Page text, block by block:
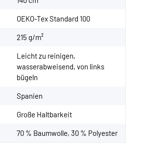
OEKO-Tex Standard 100
215 g/m²
Leicht zu reinigen,
wasserabweisend, von links
bügeln
Spanien
Große Haltbarkeit
70 % Baumwolle, 30 % Polyester